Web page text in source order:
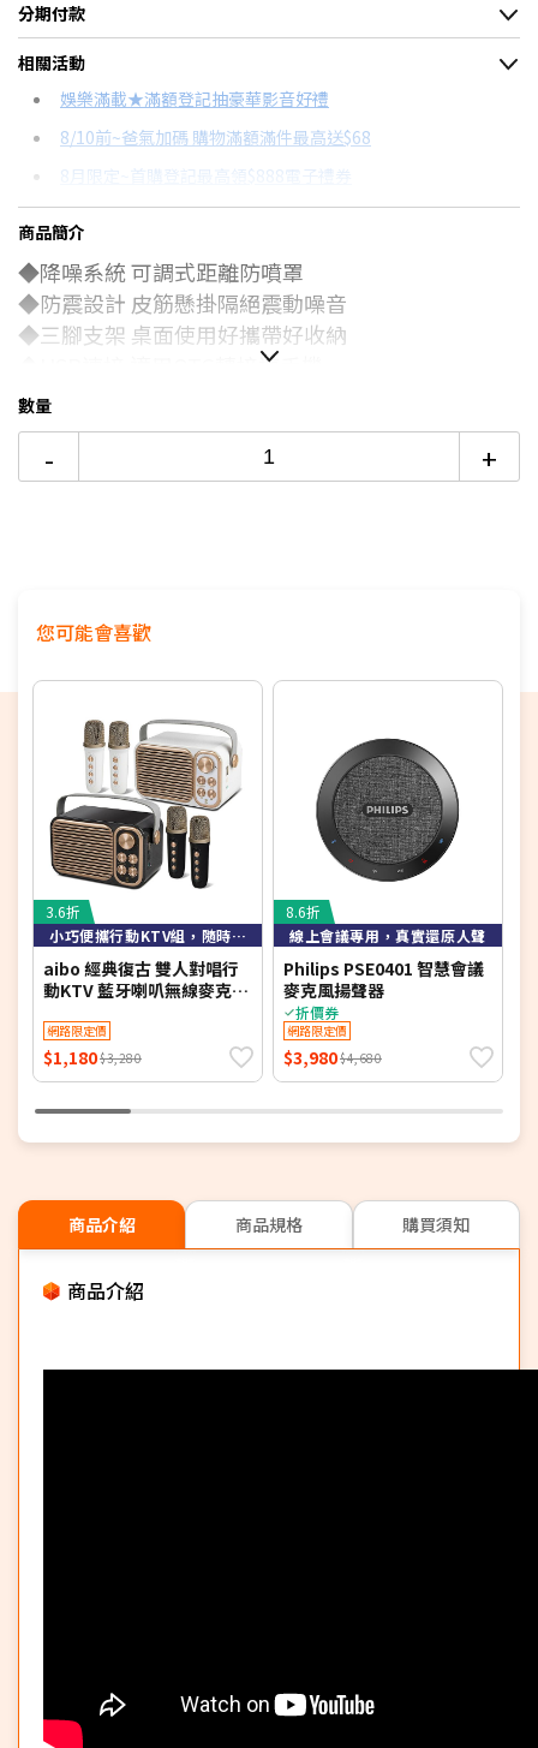
分期付款
＊實際可分期數、適用利率，請以購物車顯示為主
信用卡分期
分期數
12期
24期
每期金額
$26
$13
配合銀行/業者
相關活動
娛樂滿載★滿額登記抽豪華影音好禮
8/10前~爸氣加碼 購物滿額滿件最高送$68
8月限定~首購登記最高領$888電子禮券
台灣大哥大Open Possible聯名卡滿額最高回饋25%
商品簡介
◆降噪系統 可調式距離防噴罩
◆防震設計 皮筋懸掛隔絕震動噪音
◆三腳支架 桌面使用好攜帶好收納
◆USB連接 適用OTG轉接連手機
◆錄音配音 唱歌直播 會議教學皆適用
數量
- +
您可能會喜歡
3.6折
小巧便攜行動KTV組，隨時隨地一開即唱
aibo 經典復古 雙人對唱行
動KTV 藍牙喇叭無線麥克風
網路限定價
$1,180$3,280
8.6折
線上會議專用，真實還原人聲
Philips PSE0401 智慧會議
麥克風揚聲器
折價券
網路限定價
$3,980$4,680
商品介紹 商品規格 購買須知
商品介紹